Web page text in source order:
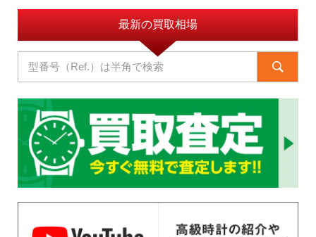
最新の買取相場